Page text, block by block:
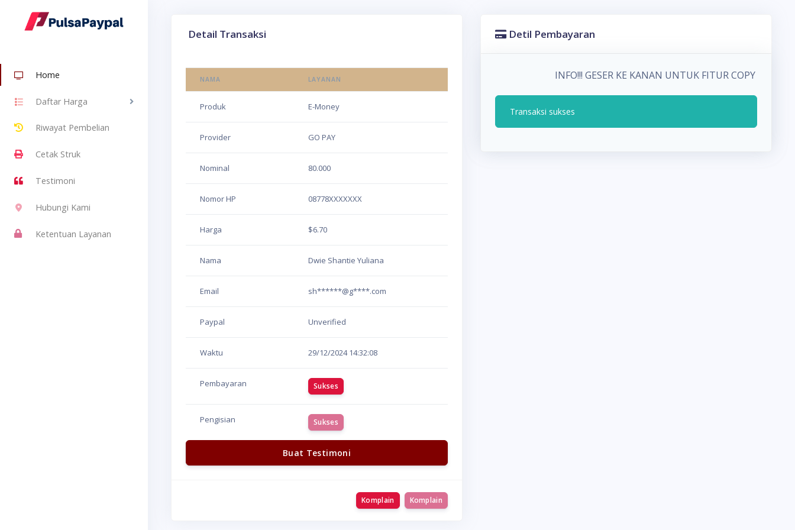
Home
Daftar Harga
Riwayat Pembelian
Cetak Struk
Testimoni
Hubungi Kami
Ketentuan Layanan
Detail Transaksi
NAMA LAYANAN
Produk E-Money
Provider GO PAY
Nominal 80.000
Nomor HP 08778XXXXXXX
Harga $6.70
Nama Dwie Shantie Yuliana
Email sh******@g****.com
Paypal Unverified
Waktu 29/12/2024 14:32:08
Pembayaran Sukses
Pengisian Sukses
Buat Testimoni
Komplain Komplain
Detil Pembayaran
INFO!!! GESER KE KANAN UNTUK FITUR COPY PADA
Transaksi sukses